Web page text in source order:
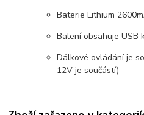
Baterie Lithium
Balení obsahuje USB
Dálkové ovládání je
12V je součástí)